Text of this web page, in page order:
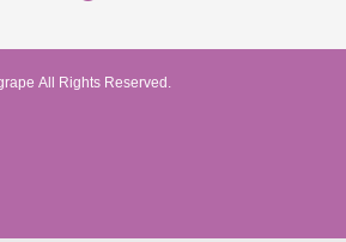
All Rights Reserved.